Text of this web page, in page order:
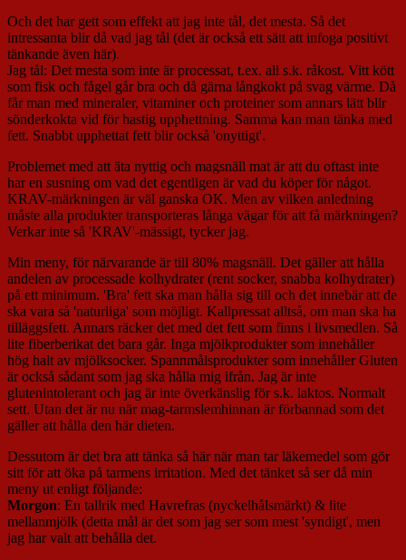
Och det har gett som effekt att jag inte tål, det mesta. Så det
intressanta blir då vad jag tål (det är också ett sätt att infoga positivt
tänkande även här).
Jag tål: Det mesta som inte är processat, t.ex. all s.k. råkost. Vitt kött
som fisk och fågel går bra och då gärna långkokt på svag värme. Då
får man med mineraler, vitaminer och proteiner som annars lätt blir
sönderkokta vid för hastig upphettning. Samma kan man tänka med
fett. Snabbt upphettat fett blir också 'onyttigt'.
Problemet med att äta nyttig och magsnäll mat är att du oftast inte
har en susning om vad det egentligen är vad du köper för något.
KRAV-märkningen är väl ganska OK. Men av vilken anledning
måste alla produkter transporteras långa vägar för att få märkningen?
Verkar inte så 'KRAV'-mässigt, tycker jag.
Min meny, för närvarande är till 80% magsnäll. Det gäller att hålla
andelen av processade kolhydrater (rent socker, snabba kolhydrater)
på ett minimum. 'Bra' fett ska man hålla sig till och det innebär att de
ska vara så 'naturliga' som möjligt. Kallpressat alltså, om man ska ha
tilläggsfett. Annars räcker det med det fett som finns i livsmedlen. Så
lite fiberberikat det bara går. Inga mjölkprodukter som innehåller
hög halt av mjölksocker. Spannmålsprodukter som innehåller Gluten
är också sådant som jag ska hålla mig ifrån. Jag är inte
glutenintolerant och jag är inte överkänslig för s.k. laktos. Normalt
sett. Utan det är nu när mag-tarmslemhinnan är förbannad som det
gäller att hålla den här dieten.
Dessutom är det bra att tänka så här när man tar läkemedel som gör
sitt för att öka på tarmens irritation. Med det tänket så ser då min
meny ut enligt följande:
Morgon: En tallrik med Havrefras (nyckelhålsmärkt) & lite
mellanmjölk (detta mål är det som jag ser som mest 'syndigt', men
jag har valt att behålla det.